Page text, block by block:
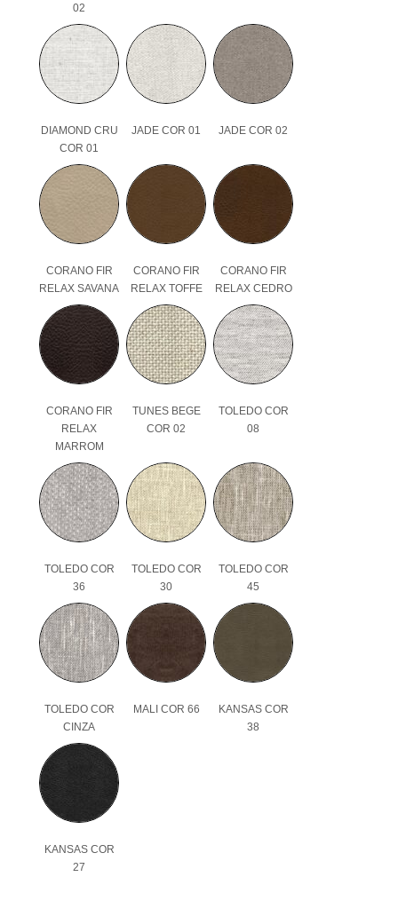
02
DIAMOND CRU
COR 01
JADE COR 01 JADE COR 02
CORANO FIR
RELAX SAVANA
CORANO FIR
RELAX TOFFE
CORANO FIR
RELAX CEDRO
CORANO FIR
RELAX
MARROM
TUNES BEGE
COR 02
TOLEDO COR
08
TOLEDO COR
36
TOLEDO COR
30
TOLEDO COR
45
TOLEDO COR
CINZA
MALI COR 66
KANSAS COR
38
KANSAS COR
27